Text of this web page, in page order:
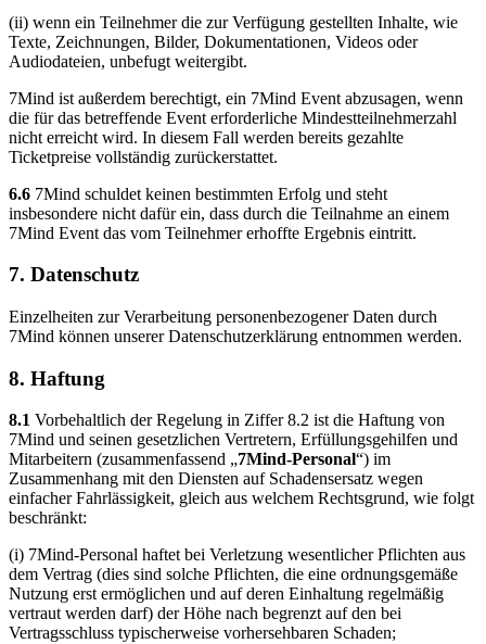
(ii) wenn ein Teilnehmer die zur Verfügung gestellten Inhalte, wie
Texte, Zeichnungen, Bilder, Dokumentationen, Videos oder
Audiodateien, unbefugt weitergibt.
7Mind ist außerdem berechtigt, ein 7Mind Event abzusagen, wenn
die für das betreffende Event erforderliche Mindestteilnehmerzahl
nicht erreicht wird. In diesem Fall werden bereits gezahlte
Ticketpreise vollständig zurückerstattet.
6.6 7Mind schuldet keinen bestimmten Erfolg und steht
insbesondere nicht dafür ein, dass durch die Teilnahme an einem
7Mind Event das vom Teilnehmer erhoffte Ergebnis eintritt.
7. Datenschutz
Einzelheiten zur Verarbeitung personenbezogener Daten durch
7Mind können unserer Datenschutzerklärung entnommen werden.
8. Haftung
8.1 Vorbehaltlich der Regelung in Ziffer 8.2 ist die Haftung von
7Mind und seinen gesetzlichen Vertretern, Erfüllungsgehilfen und
Mitarbeitern (zusammenfassend „7Mind-Personal“) im
Zusammenhang mit den Diensten auf Schadensersatz wegen
einfacher Fahrlässigkeit, gleich aus welchem Rechtsgrund, wie folgt
beschränkt:
(i) 7Mind-Personal haftet bei Verletzung wesentlicher Pflichten aus
dem Vertrag (dies sind solche Pflichten, die eine ordnungsgemäße
Nutzung erst ermöglichen und auf deren Einhaltung regelmäßig
vertraut werden darf) der Höhe nach begrenzt auf den bei
Vertragsschluss typischerweise vorhersehbaren Schaden;